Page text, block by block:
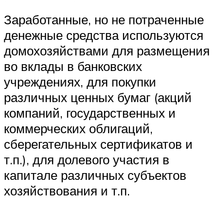
Заработанные, но не потраченные
денежные средства используются
домохозяйствами для размещения
во вклады в банковских
учреждениях, для покупки
различных ценных бумаг (акций
компаний, государственных и
коммерческих облигаций,
сберегательных сертификатов и
т.п.), для долевого участия в
капитале различных субъектов
хозяйствования и т.п.